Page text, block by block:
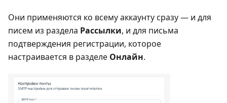
Они применяются ко всему аккаунту сразу — и для
писем из раздела Рассылки, и для письма
подтверждения регистрации, которое
настраивается в разделе Онлайн.